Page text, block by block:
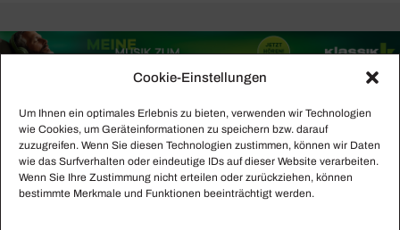
Cookie-Einstellungen
Um Ihnen ein optimales Erlebnis zu bieten, verwenden wir Technologien
wie Cookies, um Geräteinformationen zu speichern bzw. darauf
zuzugreifen. Wenn Sie diesen Technologien zustimmen, können wir Daten
wie das Surfverhalten oder eindeutige IDs auf dieser Website verarbeiten.
Wenn Sie Ihre Zustimmung nicht erteilen oder zurückziehen, können
bestimmte Merkmale und Funktionen beeinträchtigt werden.